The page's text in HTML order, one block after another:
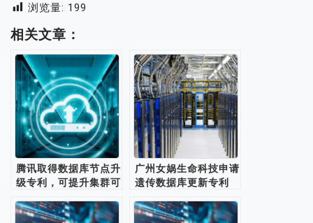
浏览量: 199
相关文章：
腾讯取得数据库节点升
级专利，可提升集群可
广州女娲生命科技申请
遗传数据库更新专利